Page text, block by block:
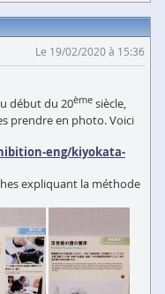
Le 19/02/2020 à 15:36
début du 20ème siècle,
prendre en photo. Voici
eng/kiyokata-
expliquant la méthode